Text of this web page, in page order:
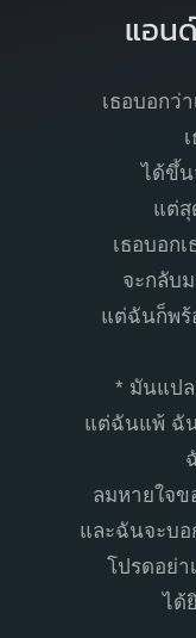
แอน
เธอบอกว่
ได้ขึ้น
แต่สุ
เธอบอก
จะกลับ
แต่ฉันก็พร้
* มันแปล
แต่ฉันแพ้ ฉั
ลมหายใจข
และฉันจะบอ
โปรดอย่า
ได้